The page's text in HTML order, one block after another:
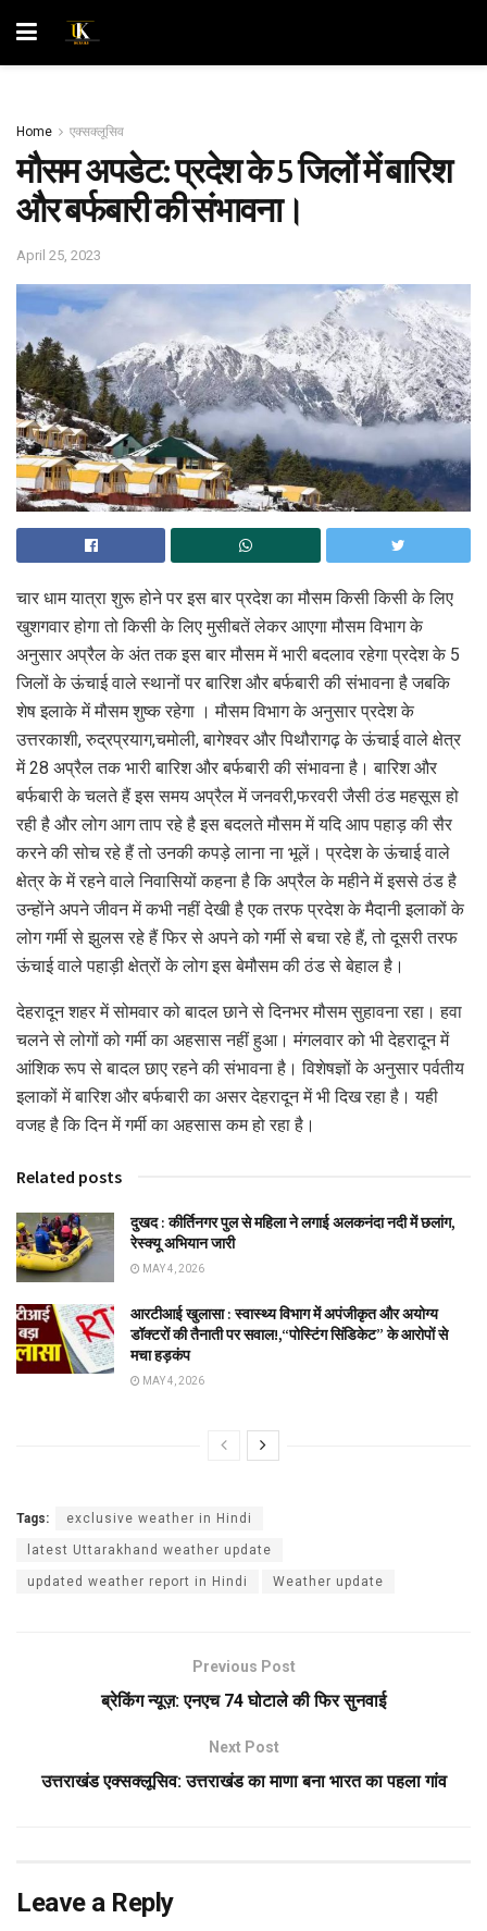
Home एक्सक्लूसिव
मौसम अपडेट: प्रदेश के 5 जिलों में बारिश
और बर्फबारी की संभावना।
April 25, 2023
चार धाम यात्रा शुरू होने पर इस बार प्रदेश का मौसम किसी किसी के लिए
खुशगवार होगा तो किसी के लिए मुसीबतें लेकर आएगा मौसम विभाग के
अनुसार अप्रैल के अंत तक इस बार मौसम में भारी बदलाव रहेगा प्रदेश के 5
जिलों के ऊंचाई वाले स्थानों पर बारिश और बर्फबारी की संभावना है जबकि
शेष इलाके में मौसम शुष्क रहेगा । मौसम विभाग के अनुसार प्रदेश के
उत्तरकाशी, रुद्रप्रयाग,चमोली, बागेश्वर और पिथौरागढ़ के ऊंचाई वाले क्षेत्र
में 28 अप्रैल तक भारी बारिश और बर्फबारी की संभावना है। बारिश और
बर्फबारी के चलते हैं इस समय अप्रैल में जनवरी,फरवरी जैसी ठंड महसूस हो
रही है और लोग आग ताप रहे है इस बदलते मौसम में यदि आप पहाड़ की सैर
करने की सोच रहे हैं तो उनकी कपड़े लाना ना भूलें। प्रदेश के ऊंचाई वाले
क्षेत्र के में रहने वाले निवासियों कहना है कि अप्रैल के महीने में इससे ठंड है
उन्होंने अपने जीवन में कभी नहीं देखी है एक तरफ प्रदेश के मैदानी इलाकों के
लोग गर्मी से झुलस रहे हैं फिर से अपने को गर्मी से बचा रहे हैं, तो दूसरी तरफ
ऊंचाई वाले पहाड़ी क्षेत्रों के लोग इस बेमौसम की ठंड से बेहाल है।
देहरादून शहर में सोमवार को बादल छाने से दिनभर मौसम सुहावना रहा। हवा
चलने से लोगों को गर्मी का अहसास नहीं हुआ। मंगलवार को भी देहरादून में
आंशिक रूप से बादल छाए रहने की संभावना है। विशेषज्ञों के अनुसार पर्वतीय
इलाकों में बारिश और बर्फबारी का असर देहरादून में भी दिख रहा है। यही
वजह है कि दिन में गर्मी का अहसास कम हो रहा है।
Related posts
दुखद : कीर्तिनगर पुल से महिला ने लगाई अलकनंदा नदी में छलांग,
रेस्क्यू अभियान जारी
MAY 4, 2026
आरटीआई खुलासा : स्वास्थ्य विभाग में अपंजीकृत और अयोग्य
डॉक्टरों की तैनाती पर सवाल!,“पोस्टिंग सिंडिकेट” के आरोपों से
मचा हड़कंप
MAY 4, 2026
Tags: exclusive weather in Hindi
latest Uttarakhand weather update
updated weather report in Hindi Weather update
Previous Post
ब्रेकिंग न्यूज़: एनएच 74 घोटाले की फिर सुनवाई
Next Post
उत्तराखंड एक्सक्लूसिव: उत्तराखंड का माणा बना भारत का पहला गांव
Leave a Reply